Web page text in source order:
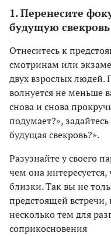
1. Перенесите
будущую свекровь
Отнеситесь к
смотринам или
двух взрослых людей.
волнуется не меньше
снова и снова
подумает?»,
будущая свекровь?».
Разузнайте у своего
чем она
близки. Так вы не
предстоящей
несколько тем для
соприкосновения